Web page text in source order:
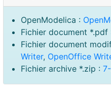
OpenModelica :
Fichier document *.pdf
Fichier document
Writer, OpenOffice
Fichier archive *.zip :